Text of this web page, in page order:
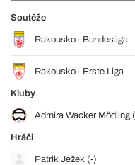
Soutěže
Rakousko - Bundesliga
Rakousko - Erste Liga
Kluby
Admira Wacker Mödling
Hráči
Patrik Ježek (-)